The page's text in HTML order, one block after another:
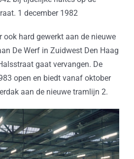
1 december 1982
ook hard gewerkt aan de nieuwe
De Werf in Zuidwest Den Haag
gaat vervangen. De
open en biedt vanaf oktober
aan de nieuwe tramlijn 2.